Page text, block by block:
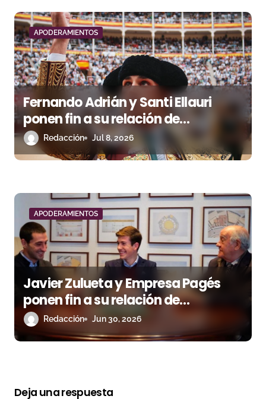
d
a
s
APODERAMIENTOS
Fernando Adrián y Santi Ellauri
ponen fin a su relación de
apoderamiento
Redacción Jul 8, 2026
APODERAMIENTOS
Javier Zulueta y Empresa Pagés
ponen fin a su relación de
apoderamiento
Redacción Jun 30, 2026
Deja una respuesta